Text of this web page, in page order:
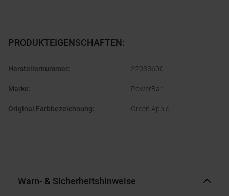
PRODUKTEIGENSCHAFTEN:
Herstellernummer: 22030600
Marke: PowerBar
Original Farbbezeichnung: Green Apple
Warn- & Sicherheitshinweise